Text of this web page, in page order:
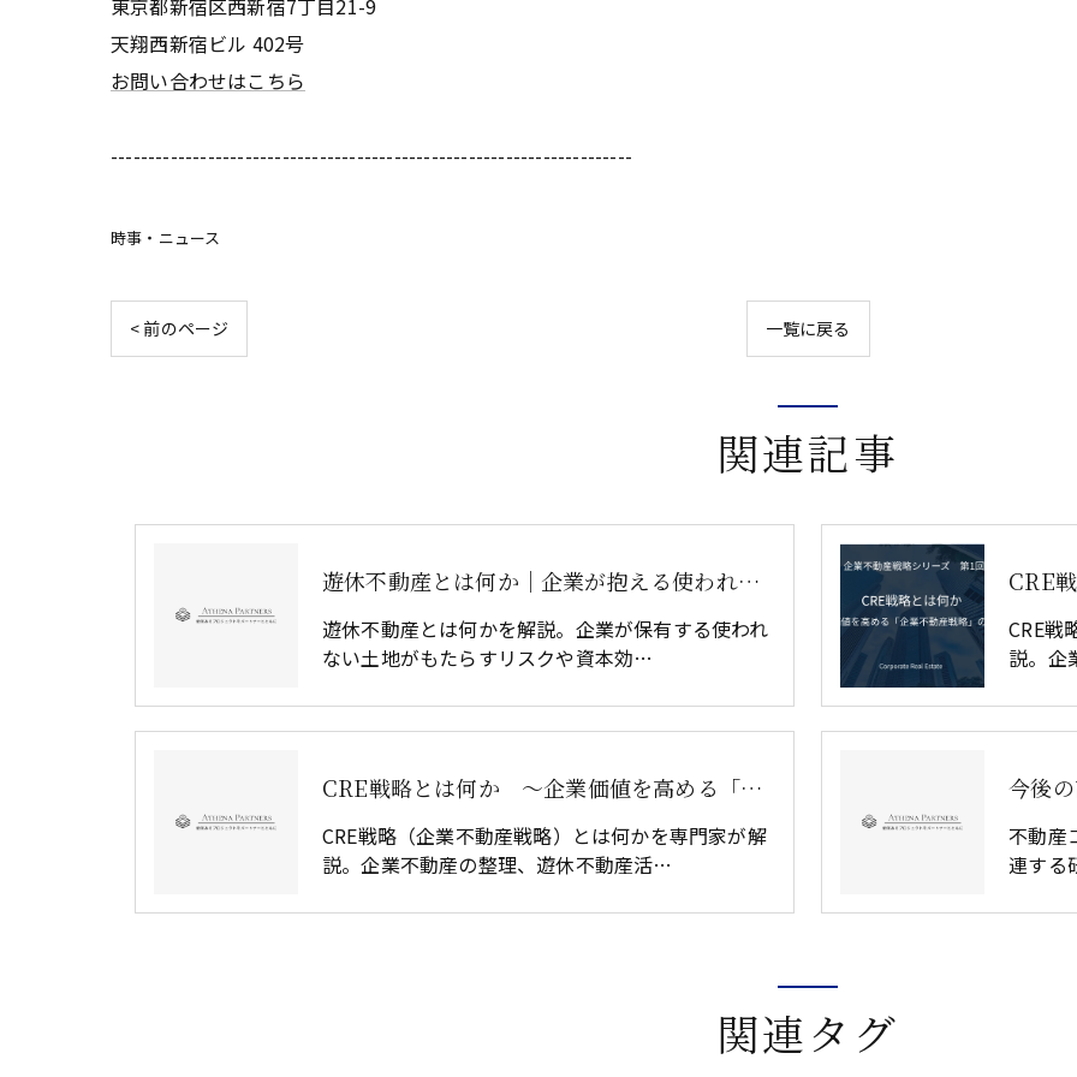
東京都新宿区西新宿7丁目21-9
天翔西新宿ビル 402号
お問い合わせはこちら
----------------------------------------------------------------------
時事・ニュース
< 前のページ 一覧に戻る
関連記事
遊休不動産とは何か｜企業が抱える使われない土地の問題と対策
遊休不動産とは何かを解説。企業が保有する使われ
ない土地がもたらすリスクや資本効…
CRE戦
説。企
CRE戦略とは何か ～企業価値を高める「企業不動産戦略」の全体像～
CRE戦略（企業不動産戦略）とは何かを専門家が解
説。企業不動産の整理、遊休不動産活…
不動産
連する
関連タグ